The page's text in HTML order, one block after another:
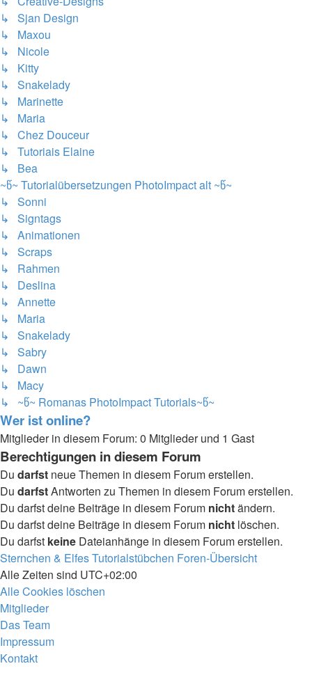
↳ Sjan Design
↳ Maxou
↳ Nicole
↳ Kitty
↳ Snakelady
↳ Marinette
↳ Maria
↳ Chez Douceur
↳ Tutoriais Elaine
↳ Bea
~წ~ Tutorialübersetzungen PhotoImpact alt ~წ~
↳ Sonni
↳ Signtags
↳ Animationen
↳ Scraps
↳ Rahmen
↳ Deslina
↳ Annette
↳ Maria
↳ Snakelady
↳ Sabry
↳ Dawn
↳ Macy
↳ ~წ~ Romanas PhotoImpact Tutorials~წ~
Wer ist online?
Mitglieder in diesem Forum: 0 Mitglieder und 1 Gast
Berechtigungen in diesem Forum
Du darfst neue Themen in diesem Forum erstellen.
Du darfstAntworten zu Themen in diesem Forum erstellen.
Du darfst deine Beiträge in diesem Forum nichtändern.
Du darfst deine Beiträge in diesem Forum nicht löschen.
Du darfst keine Dateianhänge in diesem Forum erstellen.
Sternchen & Elfes Tutorialstübchen Foren-Übersicht
Alle Zeiten sind UTC+02:00
Alle Cookies löschen
Mitglieder
Das Team
Impressum
Kontakt